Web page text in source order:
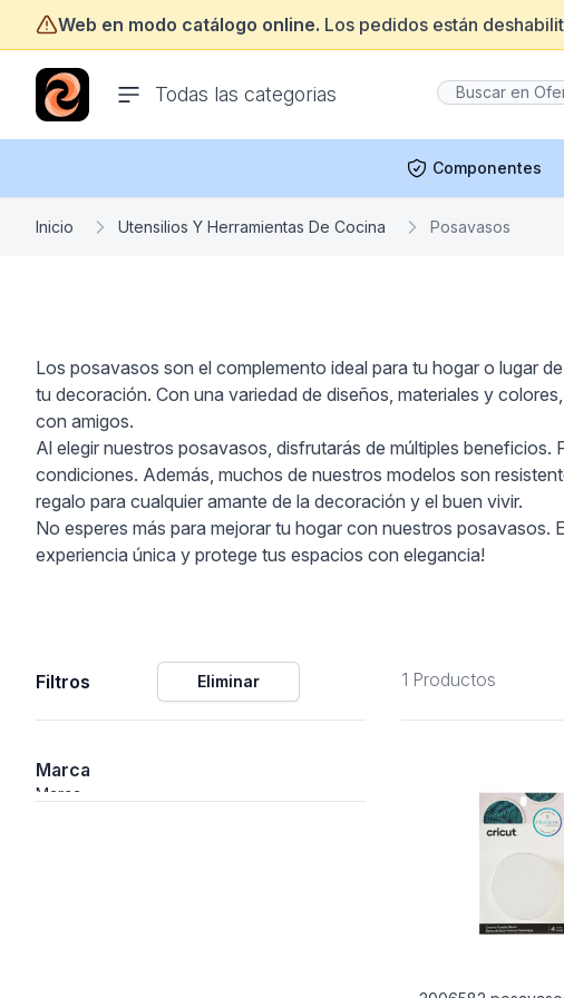
Web en modo catálogo online. Los pedidos están
Todas las categorias
ofertasinformatica.com
Componentes
Inicio Utensilios Y Herramientas De Cocina Posavasos
Los posavasos son el complemento ideal para tu hogar o lugar
tu decoración. Con una variedad de diseños, materiales y
con amigos.
Al elegir nuestros posavasos, disfrutarás de múltiples
condiciones. Además, muchos de nuestros modelos son
regalo para cualquier amante de la decoración y el buen vivir.
No esperes más para mejorar tu hogar con nuestros posavasos.
experiencia única y protege tus espacios con elegancia!
Filtros Eliminar
Marca
Marca
1 Productos